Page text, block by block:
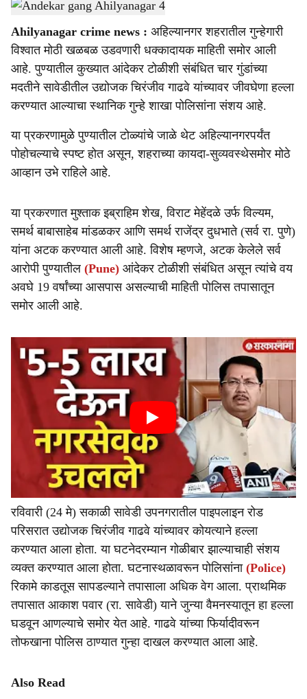
a
r
e
Andekar gang Ahilyanagar 4 - Sarkarnama
Ahilyanagar crime news : अहिल्यानगर शहरातील गुन्हेगारी
विश्वात मोठी खळबळ उडवणारी धक्कादायक माहिती समोर आली
आहे. पुण्यातील कुख्यात आंदेकर टोळीशी संबंधित चार गुंडांच्या
मदतीने सावेडीतील उद्योजक चिरंजीव गाढवे यांच्यावर जीवघेणा हल्ला
करण्यात आल्याचा स्थानिक गुन्हे शाखा पोलिसांना संशय आहे.
या प्रकरणामुळे पुण्यातील टोळ्यांचे जाळे थेट अहिल्यानगरपर्यंत
पोहोचल्याचे स्पष्ट होत असून, शहराच्या कायदा-सुव्यवस्थेसमोर मोठे
आव्हान उभे राहिले आहे.
या प्रकरणात मुश्ताक इब्राहिम शेख, विराट मेहेंदळे उर्फ विल्यम,
समर्थ बाबासाहेब मांडळकर आणि समर्थ राजेंद्र दुधभाते (सर्व रा. पुणे)
यांना अटक करण्यात आली आहे. विशेष म्हणजे, अटक केलेले सर्व
आरोपी पुण्यातील (Pune) आंदेकर टोळीशी संबंधित असून त्यांचे वय
अवघे 19 वर्षांच्या आसपास असल्याची माहिती पोलिस तपासातून
समोर आली आहे.
रविवारी (24 मे) सकाळी सावेडी उपनगरातील पाइपलाइन रोड
परिसरात उद्योजक चिरंजीव गाढवे यांच्यावर कोयत्याने हल्ला
करण्यात आला होता. या घटनेदरम्यान गोळीबार झाल्याचाही संशय
व्यक्त करण्यात आला होता. घटनास्थळावरून पोलिसांना (Police)
रिकामे काडतूस सापडल्याने तपासाला अधिक वेग आला. प्राथमिक
तपासात आकाश पवार (रा. सावेडी) याने जुन्या वैमनस्यातून हा हल्ला
घडवून आणल्याचे समोर येत आहे. गाढवे यांच्या फिर्यादीवरून
तोफखाना पोलिस ठाण्यात गुन्हा दाखल करण्यात आला आहे.
Also Read